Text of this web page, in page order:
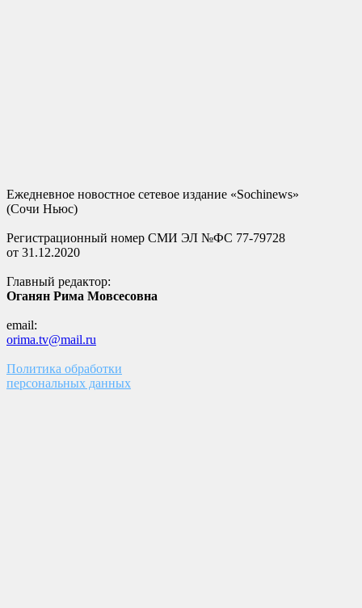
Ежедневное новостное сетевое издание «Sochinews»
(Сочи Ньюс)
Регистрационный номер СМИ ЭЛ №ФС 77-79728
от 31.12.2020
Главный редактор:
Оганян Рима Мовсесовна
email:
orima.tv@mail.ru
Политика обработки
персональных данных